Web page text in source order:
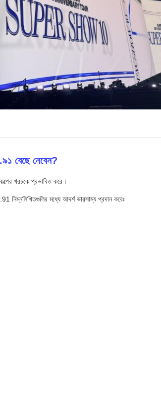
বেছে নেবেন?
খরচকে প্রভাবিত করে।
নিম্নলিখিতগুলির মধ্যে আদর্শ ভারসাম্য প্রদান করেঃ